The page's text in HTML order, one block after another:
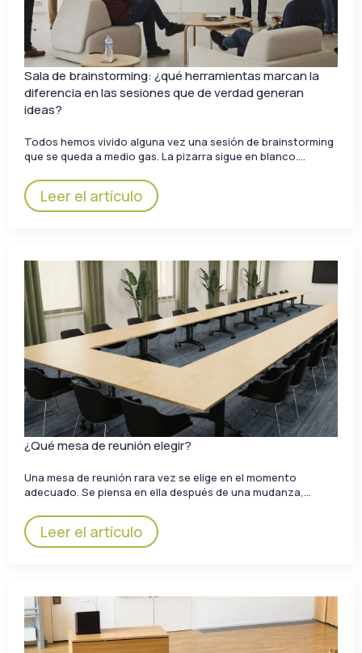
Sala de brainstorming: ¿qué herramientas marcan la
diferencia en las sesiones que de verdad generan
ideas?
Todos hemos vivido alguna vez una sesión de brainstorming
que se queda a medio gas. La pizarra sigue en blanco.…
Leer el artículo
¿Qué mesa de reunión elegir?
Una mesa de reunión rara vez se elige en el momento
adecuado. Se piensa en ella después de una mudanza,…
Leer el artículo